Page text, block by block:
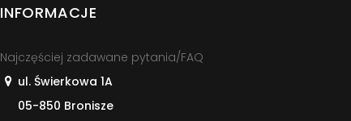
INFORMACJE
Najczęściej zadawane pytania/FAQ
ul. Świerkowa 1A
05-850 Bronisze